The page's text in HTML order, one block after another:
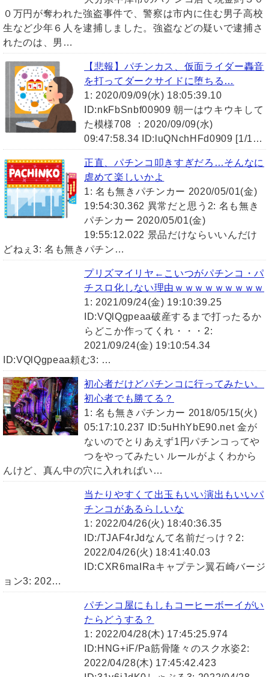
０万円が奪われた強盗事件で、警察は市内に住む男子高校
生など少年６人を逮捕しました。強盗などの疑いで逮捕さ
れたのは、男…
【悲報】パチンカス、仮面ライダー轟音
を打ってダークサイドに堕ちる…
1: 2020/09/09(水) 18:05:39.10
ID:nkFbSnbf00909 朝一はウキウキして
た模様708 ：2020/09/09(水)
09:47:58.34 ID:luQNchHFd0909 [1/1…
正直、パチンコ叩きすぎだろ…そんなに
虐めて楽しいかよ
1: 名も無きパチンカー 2020/05/01(金)
19:54:30.362 異常だと思う2: 名も無き
パチンカー 2020/05/01(金)
19:55:12.022 景品だけならいいんだけ
どねぇ3: 名も無きパチン…
プリズマイリヤ←こいつがパチンコ・パ
チスロ化しない理由ｗｗｗｗｗｗｗｗｗ
1: 2021/09/24(金) 19:10:39.25
ID:VQlQgpeaa破産するまで打ったるか
らどこか作ってくれ・・・2:
2021/09/24(金) 19:10:54.34
ID:VQlQgpeaa頼む3: …
初心者だけどパチンコに行ってみたい。
初心者でも勝てる？
1: 名も無きパチンカー 2018/05/15(火)
05:17:10.237 ID:5uHhYbE90.net 金が
ないのでとりあえず1円パチンコってや
つをやってみたい ルールがよくわから
んけど、真ん中の穴に入れればい…
当たりやすくて出玉もいい演出もいいパ
チンコがあるらしいな
1: 2022/04/26(火) 18:40:36.35
ID:/TJAF4rJdなんて名前だっけ？2:
2022/04/26(火) 18:41:40.03
ID:CXR6maIRaキャプテン翼石崎バージ
ョン3: 202…
パチンコ屋にもしもコーヒーボーイがい
たらどうする？
1: 2022/04/28(木) 17:45:25.974
ID:HNG+iF/Pa筋骨隆々のスク水姿2:
2022/04/28(木) 17:45:42.423